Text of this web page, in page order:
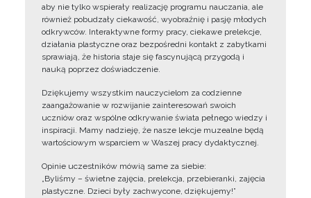
aby nie tylko wspierały realizację programu nauczania, ale
również pobudzały ciekawość, wyobraźnię i pasję młodych
odkrywców. Interaktywne formy pracy, ciekawe prelekcje,
działania plastyczne oraz bezpośredni kontakt z zabytkami
sprawiają, że historia staje się fascynującą przygodą i
nauką poprzez doświadczenie.
Dziękujemy wszystkim nauczycielom za codzienne
zaangażowanie w rozwijanie zainteresowań swoich
uczniów oraz wspólne odkrywanie świata pełnego wiedzy i
inspiracji. Mamy nadzieję, że nasze lekcje muzealne będą
wartościowym wsparciem w Waszej pracy dydaktycznej.
Opinie uczestników mówią same za siebie:
„Byliśmy – świetne zajęcia, prelekcja, przebieranki, zajęcia
plastyczne. Dzieci były zachwycone, dziękujemy!”